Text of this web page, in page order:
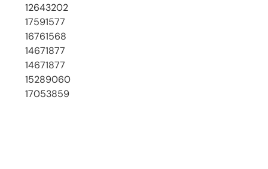
12643202
17591577
16761568
14671877
14671877
15289060
17053859